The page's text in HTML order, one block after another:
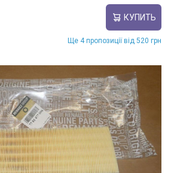
КУПИТЬ
Ще 4 пропозиції від 520 грн